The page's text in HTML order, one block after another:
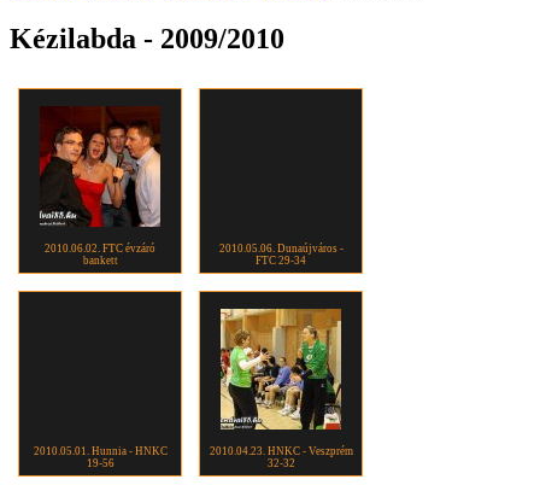
Kézilabda - 2009/2010
2010.06.02. FTC évzáró
bankett
2010.05.06. Dunaújváros -
FTC 29-34
2010.05.01. Hunnia - HNKC
19-56
2010.04.23. HNKC - Veszprém
32-32